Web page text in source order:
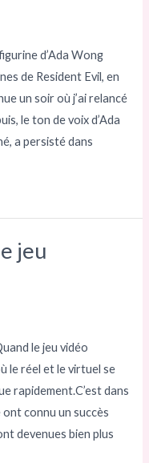
d’Ada Wong
de Resident Evil, en
un soir où j’ai relancé
le ton de voix d’Ada
a persisté dans
jeu
le jeu vidéo
le réel et le virtuel se
rapidement.C’est dans
connu un succès
devenues bien plus